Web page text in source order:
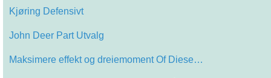
Kjøring Defensivt
John Deer Part Utvalg
Maksimere effekt og dreiemoment Of Diese…